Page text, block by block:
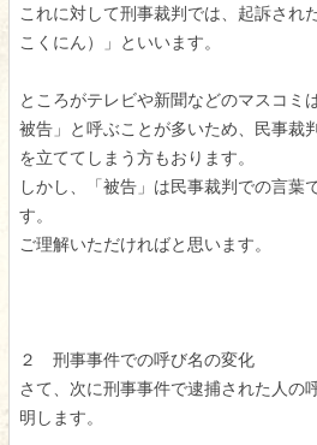
これに対して刑事裁判では、起訴され
こくにん）」といいます。
ところがテレビや新聞などのマスコミ
被告」と呼ぶことが多いため、民事裁
を立ててしまう方もおります。
しかし、「被告」は民事裁判での言葉
す。
ご理解いただければと思います。
２ 刑事事件での呼び名の変化
さて、次に刑事事件で逮捕された人の
明します。